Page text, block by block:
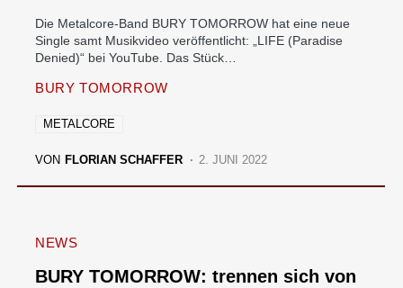
Die Metalcore-Band BURY TOMORROW hat eine neue
Single samt Musikvideo veröffentlicht: „LIFE (Paradise
Denied)“ bei YouTube. Das Stück…
BURY TOMORROW
METALCORE
VON FLORIAN SCHAFFER 2. JUNI 2022
NEWS
BURY TOMORROW: trennen sich von